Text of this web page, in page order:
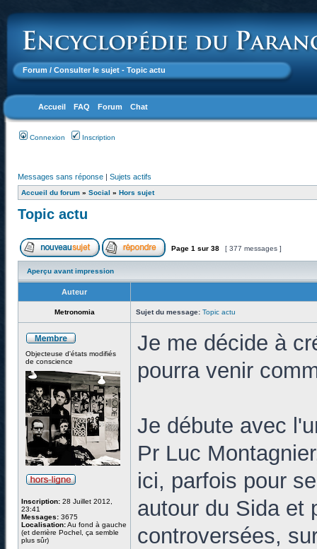
Forum / Consulter le sujet - Topic actu
Accueil FAQ Forum Chat
Connexion Inscription
Messages sans réponse | Sujets actifs
Accueil du forum » Social » Hors sujet
Topic actu
Page 1 sur 38 [ 377 messages ]
Aperçu avant impression
Auteur
Metronomia Sujet du message: Topic actu
Objecteuse d'états modifiés
de conscience
Inscription: 28 Juillet 2012,
23:41
Messages: 3675
Localisation:Au fond à gauche
(et derrière Pochel, ça semble
plus sûr)
Je me décide à
pourra venir
Je débute avec
Pr Luc
ici, parfois pour
autour du Sida et
controversées,